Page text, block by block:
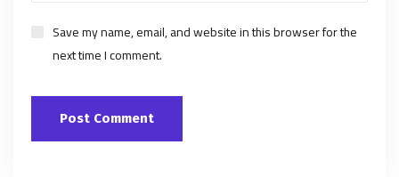
Save my name, email, and website in this browser for the
next time I comment.